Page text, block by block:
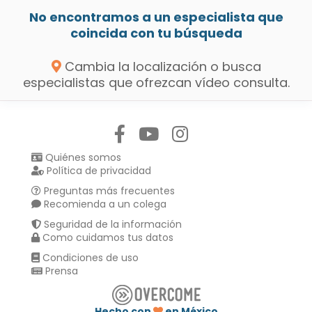
No encontramos a un especialista que
coincida con tu búsqueda
Cambia la localización o busca
especialistas que ofrezcan vídeo consulta.
Quiénes somos
Política de privacidad
Preguntas más frecuentes
Recomienda a un colega
Seguridad de la información
Como cuidamos tus datos
Condiciones de uso
Prensa